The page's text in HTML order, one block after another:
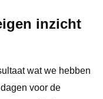
inzicht
wat we hebben
voor de